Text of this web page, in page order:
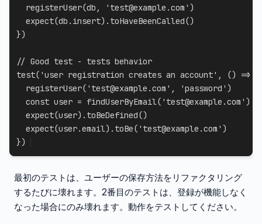
registerUser(db , 'test@example.com' )
expect(db . insert) . toHaveBeenCalled()
})
// Good test - tests behavior
test( 'user registration creates an account' , () =>
registerUser( 'test@example.com' , 'password' )
const user = findUserByEmail( 'test@example.com' )
expect(user) . toBeDefined()
expect(user.email) . toBe( 'test@example.com' )
})
最初のテストは、ユーザーの保存方法をリファクタリング
するたびに壊れます。2番目のテストは、登録が機能しなく
なった場合にのみ壊れます。動作をテストしてください。